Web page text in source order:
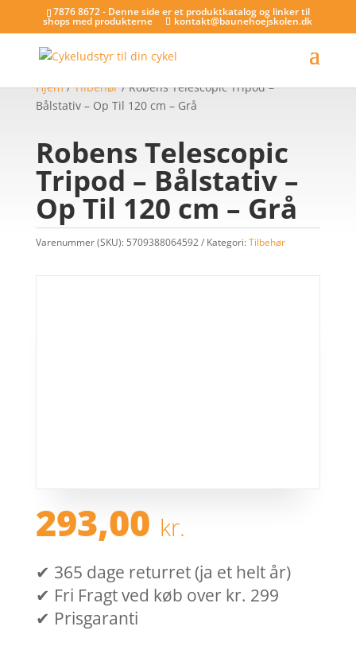
7876 8672 - Denne side er et produktkatalog og linker til
shops med produkterne kontakt@baunehoejskolen.dk
Hjem/Tilbehør/ Robens Telescopic Tripod –
Bålstativ – Op Til 120 cm – Grå
Robens Telescopic
Tripod – Bålstativ –
Op Til 120 cm – Grå
Varenummer (SKU): 5709388064592 Kategori:Tilbehør
293,00 kr.
✔ 365 dage returret (ja et helt år)
✔ Fri Fragt ved køb over kr. 299
✔ Prisgaranti